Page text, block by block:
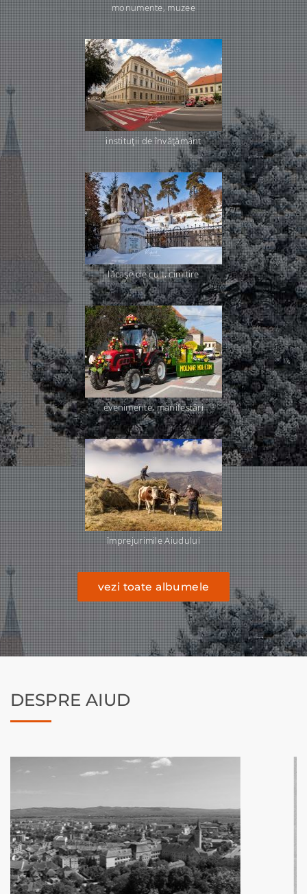
monumente, muzee
instituţii de învăţământ
lăcaşe de cult, cimitire
evenimente, manifestări
împrejurimile Aiudului
vezi toate albumele
DESPRE AIUD